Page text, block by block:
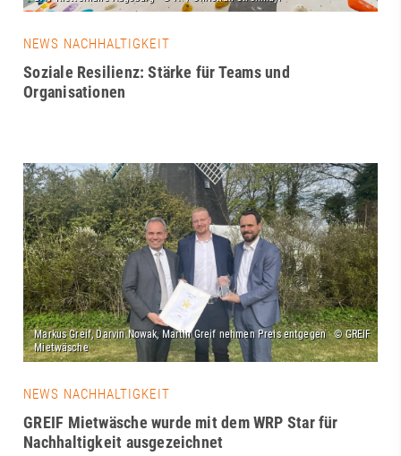
NEWS NACHHALTIGKEIT
Soziale Resilienz: Stärke für Teams und
Organisationen
NEWS NACHHALTIGKEIT
GREIF Mietwäsche wurde mit dem WRP Star für
Nachhaltigkeit ausgezeichnet